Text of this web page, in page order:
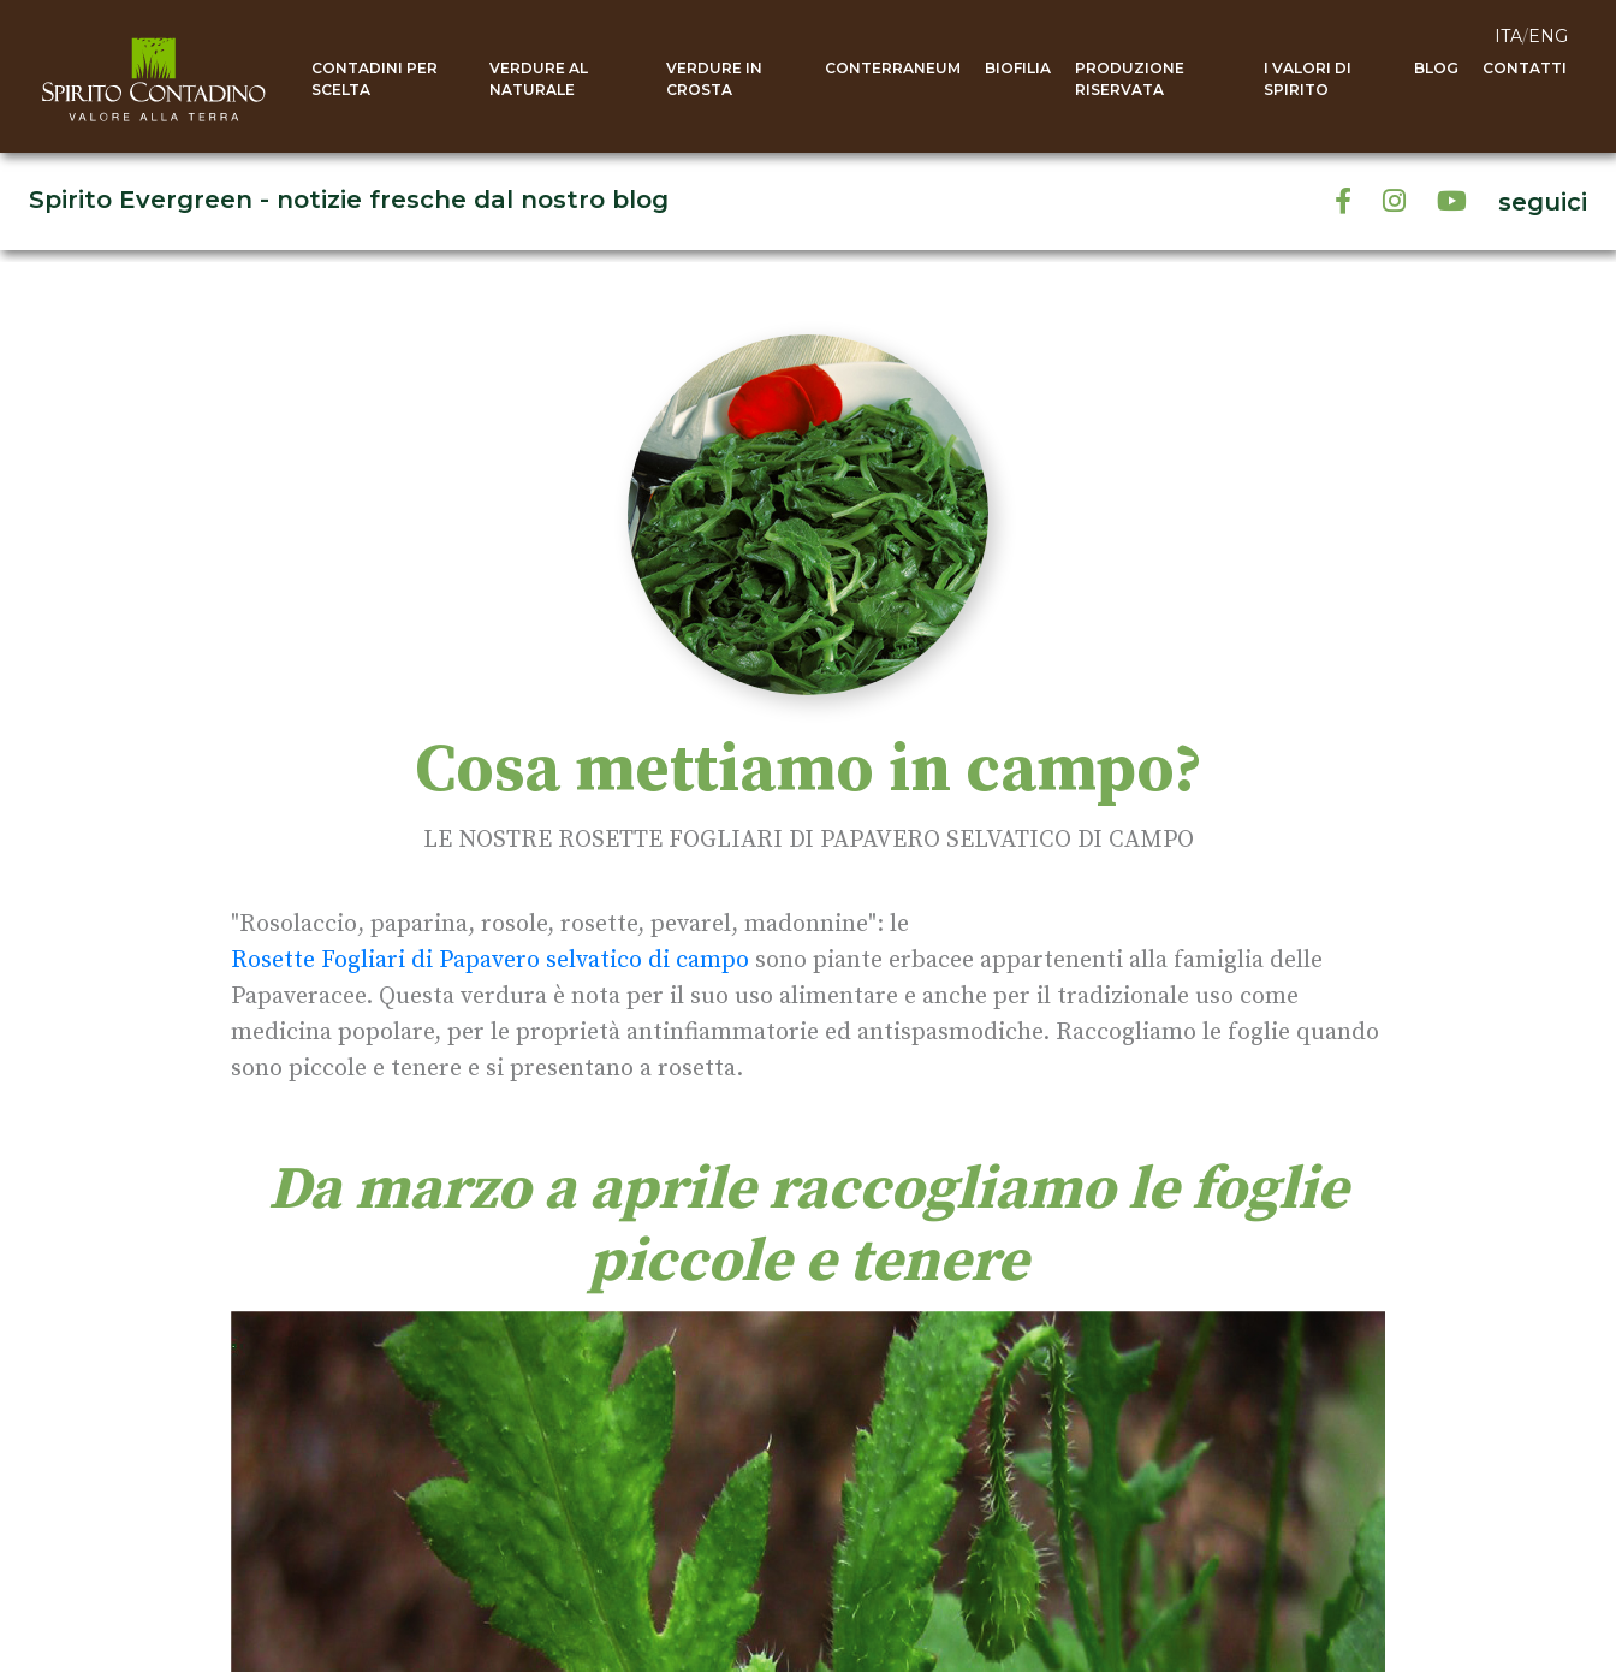
ITA/ENG
CONTADINI PER
SCELTA
VERDURE AL
NATURALE
VERDURE IN
CROSTA
CONTERRANEUM BIOFILIA
PRODUZIONE
RISERVATA
I VALORI DI
SPIRITO
BLOG CONTATTI
Spirito Evergreen - notizie fresche dal nostro blog seguici
Cosa mettiamo in campo?
LE NOSTRE ROSETTE FOGLIARI DI PAPAVERO SELVATICO DI CAMPO
"Rosolaccio, paparina, rosole, rosette, pevarel, madonnine": le
Rosette Fogliari di Papavero selvatico di campo sono piante erbacee appartenenti alla famiglia delle
Papaveracee. Questa verdura è nota per il suo uso alimentare e anche per il tradizionale uso come
medicina popolare, per le proprietà antinfiammatorie ed antispasmodiche. Raccogliamo le foglie quando
sono piccole e tenere e si presentano a rosetta.
Da marzo a aprile raccogliamo le foglie
piccole e tenere